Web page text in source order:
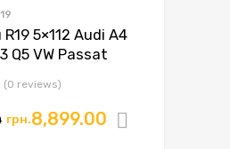
5×112 Audi A4
Q5 VW Passat
(0 reviews)
грн.8,899.00